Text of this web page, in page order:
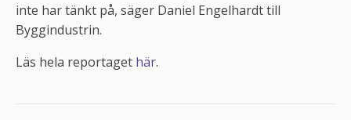
inte har tänkt på, säger Daniel Engelhardt till
Byggindustrin.
Läs hela reportaget här.